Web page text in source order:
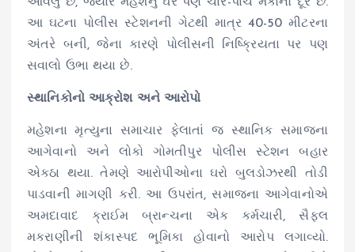
આ ઘટના પોલીસ સ્ટેશનની ગેટથી માત્ર 40-50 મીટરના
અંતરે બની, જેના કારણે પોલીસની નિષ્ક્રિયતા પર પણ
સવાલો ઉભા થયા છે.
સ્થાનિકોનો આક્રોશ અને આરોપો
મહેશના મૃત્યુના સમાચાર ફેલાતાં જ સ્થાનિક સમાજના
આગેવાનો અને લોકો ગોમતીપુર પોલીસ સ્ટેશન બહાર
એકઠા થયા. તેમણે આરોપીઓના ઘરો બુલડોઝરથી તોડી
પાડવાની માગણી કરી. આ ઉપરાંત, સમાજના આગેવાનોએ
અમદાવાદ ક્રાઈમ બ્રાન્ચના એક કર્મચારી, સૈફલ
મકરાણીની શંકાસ્પદ ભૂમિકા હોવાનો આરોપ લગાવ્યો.